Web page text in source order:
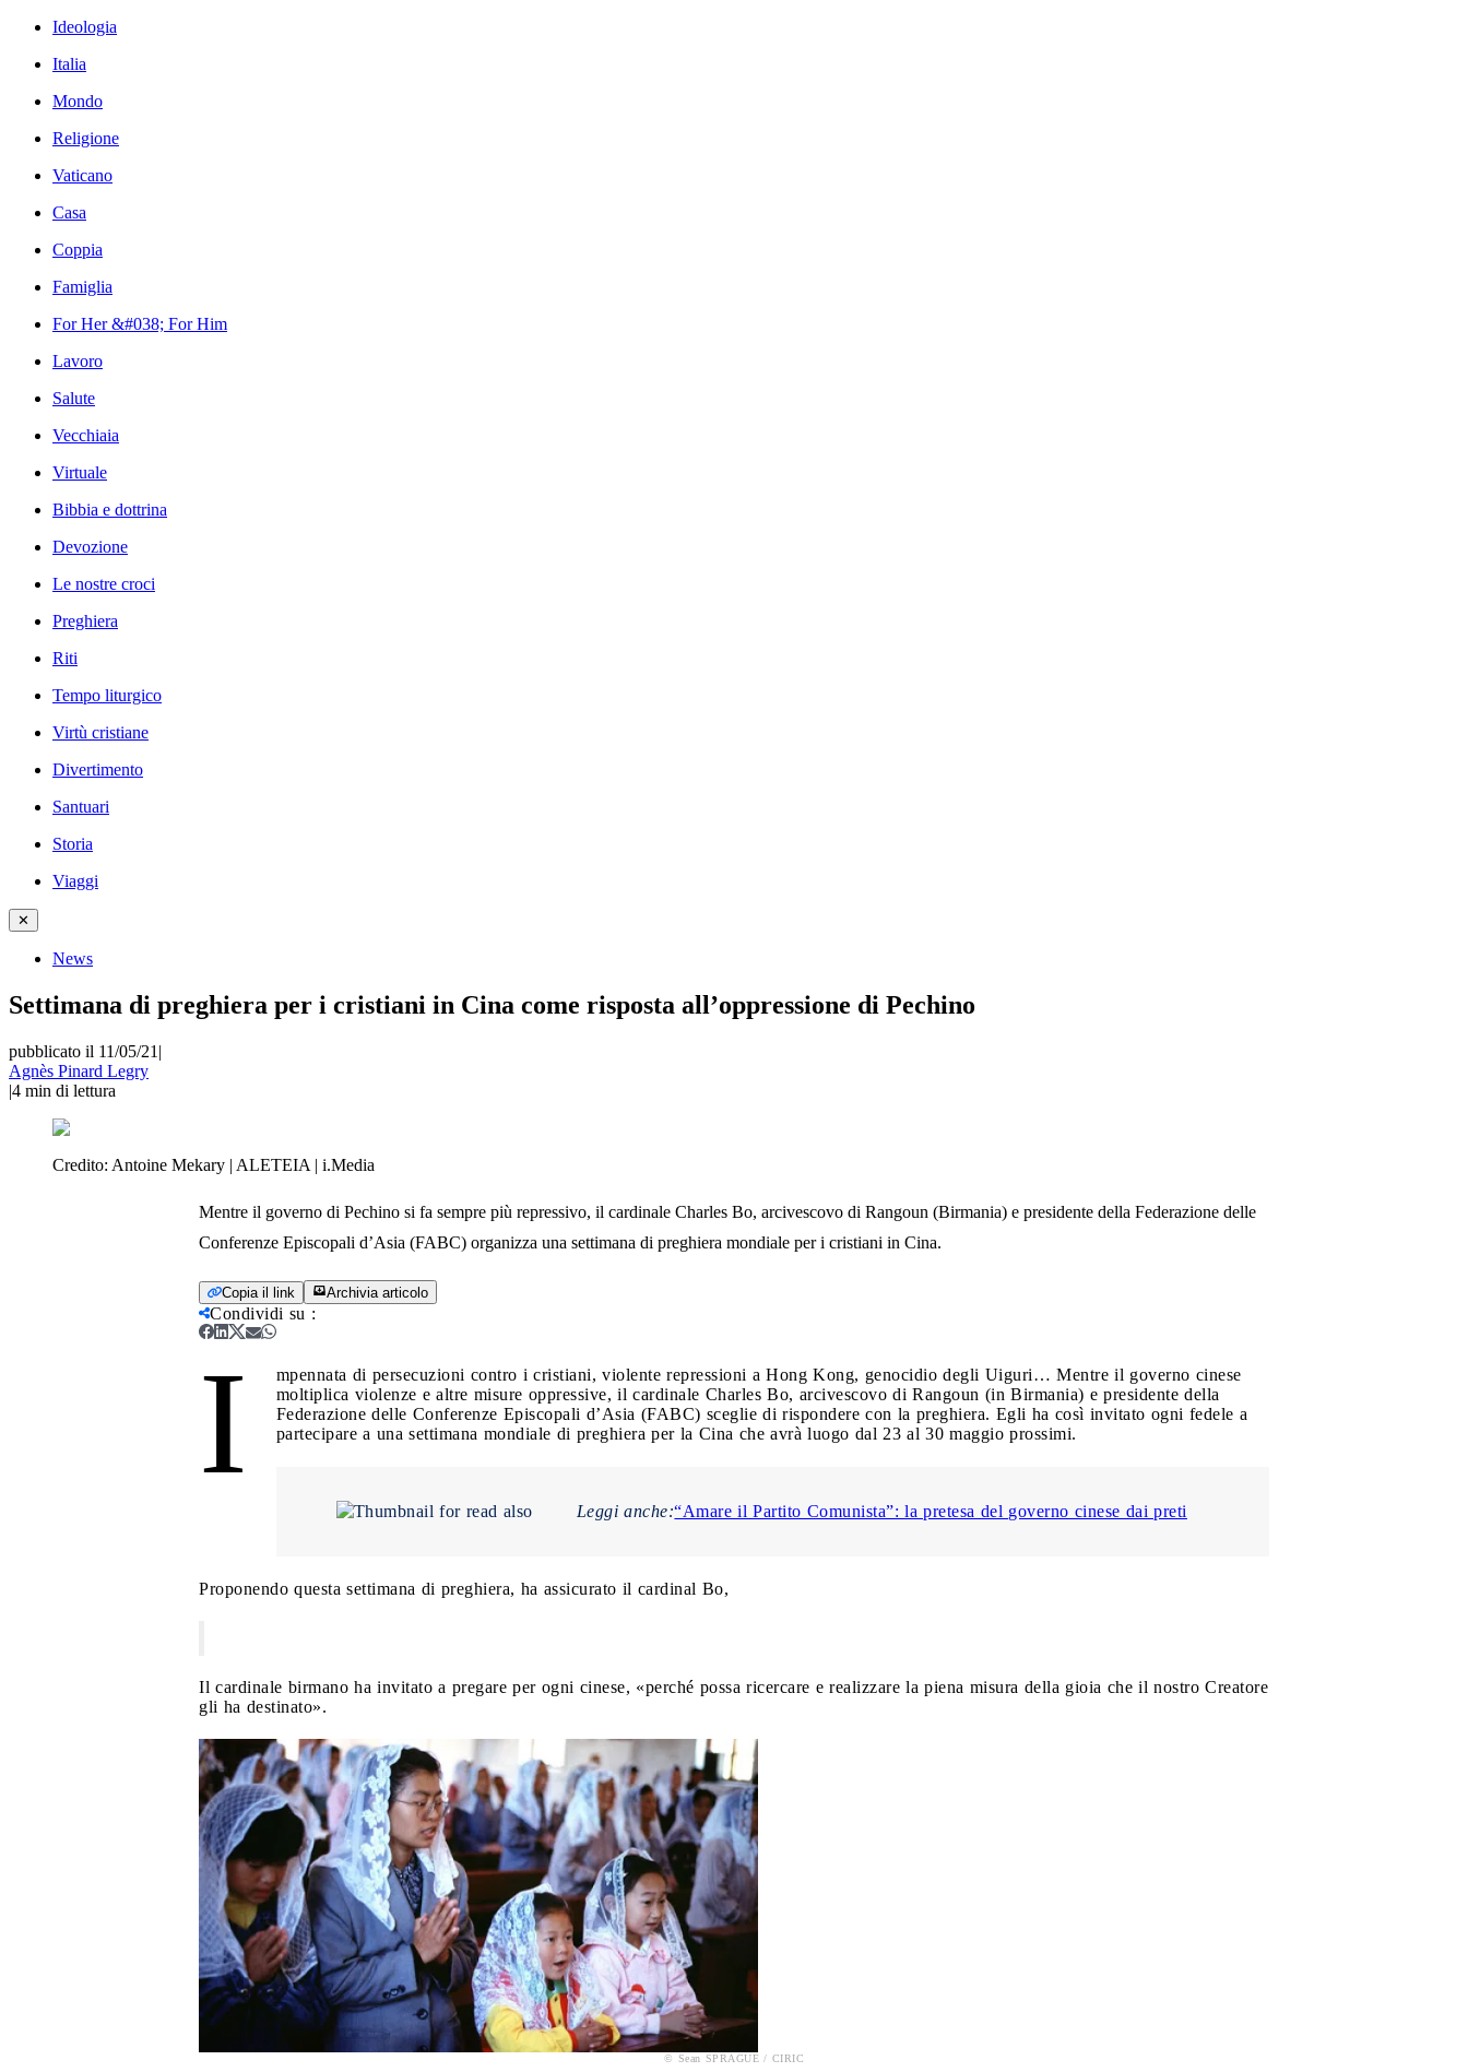
Ideologia
Italia
Mondo
Religione
Vaticano
Casa
Coppia
Famiglia
For Her &#038; For Him
Lavoro
Salute
Vecchiaia
Virtuale
Bibbia e dottrina
Devozione
Le nostre croci
Preghiera
Riti
Tempo liturgico
Virtù cristiane
Divertimento
Santuari
Storia
Viaggi
✕
News
Settimana di preghiera per i cristiani in Cina come risposta all’oppressione di Pechino
pubblicato il 11/05/21 |
Agnès Pinard Legry
|4 min di lettura
Credito: Antoine Mekary | ALETEIA | i.Media
Mentre il governo di Pechino si fa sempre più repressivo, il cardinale Charles Bo, arcivescovo di Rangoun (Birmania) e presidente della Federazione delle
Conferenze Episcopali d’Asia (FABC) organizza una settimana di preghiera mondiale per i cristiani in Cina.
Copia il link Archivia articolo
Condividi su :
I
mpennata di persecuzioni contro i cristiani, violente repressioni a Hong Kong, genocidio degli Uiguri… Mentre il governo cinese
moltiplica violenze e altre misure oppressive, il cardinale Charles Bo, arcivescovo di Rangoun (in Birmania) e presidente della
Federazione delle Conferenze Episcopali d’Asia (FABC) sceglie di rispondere con la preghiera. Egli ha così invitato ogni fedele a
partecipare a una settimana mondiale di preghiera per la Cina che avrà luogo dal 23 al 30 maggio prossimi.
Leggi anche:“Amare il Partito Comunista”: la pretesa del governo cinese dai preti
Proponendo questa settimana di preghiera, ha assicurato il cardinal Bo,
Il cardinale birmano ha invitato a pregare per ogni cinese, «perché possa ricercare e realizzare la piena misura della gioia che il nostro Creatore
gli ha destinato».
© Sean SPRAGUE / CIRIC